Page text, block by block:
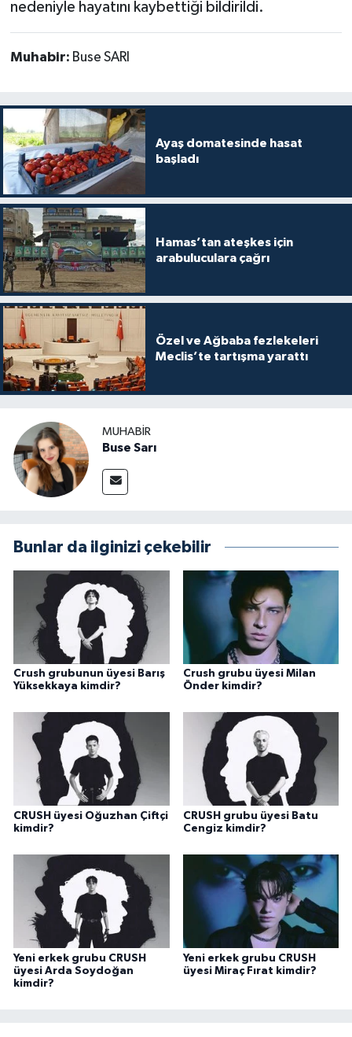
nedeniyle hayatını kaybettiği bildirildi.
Muhabir: Buse SARI
Ayaş domatesinde hasat
başladı
Hamas’tan ateşkes için
arabuluculara çağrı
Özel ve Ağbaba fezlekeleri
Meclis’te tartışma yarattı
MUHABIR
Buse Sarı
Bunlar da ilginizi çekebilir
Crush grubunun üyesi Barış
Yüksekkaya kimdir?
Crush grubu üyesi Milan
Önder kimdir?
CRUSH üyesi Oğuzhan Çiftçi
kimdir?
CRUSH grubu üyesi Batu
Cengiz kimdir?
Yeni erkek grubu CRUSH
üyesi Arda Soydoğan
kimdir?
Yeni erkek grubu CRUSH
üyesi Miraç Fırat kimdir?